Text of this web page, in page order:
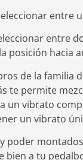
entre
entre
posición hacia
de la familia
te permite
un vibrato
un vibrato
poder
bien a tu